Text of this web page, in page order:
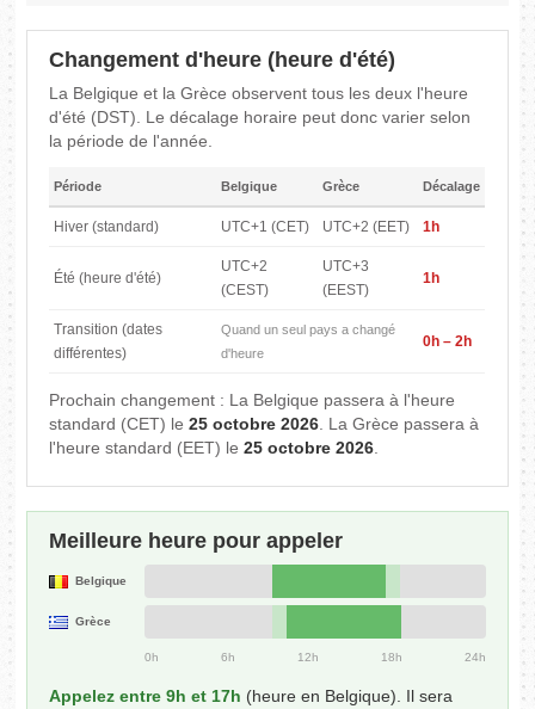
Changement d'heure (heure d'été)
La Belgique et la Grèce observent tous les deux l'heure
d'été (DST). Le décalage horaire peut donc varier selon
la période de l'année.
Période Belgique Grèce Décalage
Hiver (standard) UTC+1 (CET) UTC+2 (EET) 1h
Été (heure d'été)
UTC+2
(CEST)
UTC+3
(EEST)
1h
Transition (dates
différentes)
Quand un seul pays a changé
d'heure
0h – 2h
Prochain changement : La Belgique passera à l'heure
standard (CET) le25 octobre 2026. La Grèce passera à
l'heure standard (EET) le25 octobre 2026.
Meilleure heure pour appeler
Belgique
Grèce
0h 6h 12h 18h 24h
Appelez entre 9h et 17h (heure en Belgique). Il sera